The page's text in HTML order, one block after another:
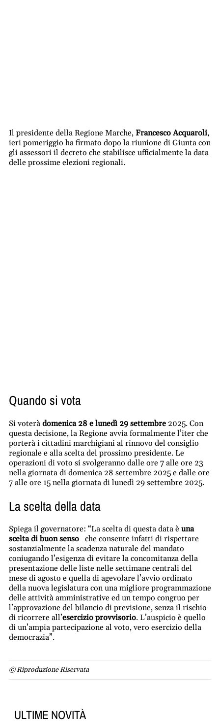
Il presidente della Regione Marche, Francesco Acquaroli,
ieri pomeriggio ha firmato dopo la riunione di Giunta con
gli assessori il decreto che stabilisce ufficialmente la data
delle prossime elezioni regionali.
Quando si vota
Si voterà domenica 28 e lunedì 29 settembre 2025. Con
questa decisione, la Regione avvia formalmente l’iter che
porterà i cittadini marchigiani al rinnovo del consiglio
regionale e alla scelta del prossimo presidente. Le
operazioni di voto si svolgeranno dalle ore 7 alle ore 23
nella giornata di domenica 28 settembre 2025 e dalle ore
7 alle ore 15 nella giornata di lunedì 29 settembre 2025.
La scelta della data
Spiega il governatore: “La scelta di questa data è una
scelta di buon senso che consente infatti di rispettare
sostanzialmente la scadenza naturale del mandato
coniugando l’esigenza di evitare la concomitanza della
presentazione delle liste nelle settimane centrali del
mese di agosto e quella di agevolare l’avvio ordinato
della nuova legislatura con una migliore programmazione
delle attività amministrative ed un tempo congruo per
l’approvazione del bilancio di previsione, senza il rischio
di ricorrere all’esercizio provvisorio. L’auspicio è quello
di un’ampia partecipazione al voto, vero esercizio della
democrazia”.
© Riproduzione Riservata
ULTIME NOVITÀ